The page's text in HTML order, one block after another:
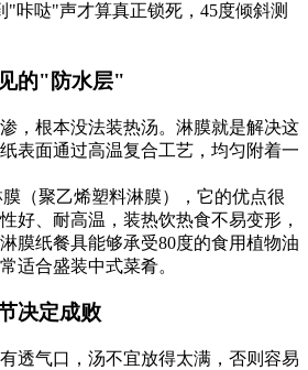
"咔哒"声才算真正锁死，45度倾斜测
的"防水层"
，根本没法装热汤。淋膜就是解决这
表面通过高温复合工艺，均匀附着一
（聚乙烯塑料淋膜），它的优点很
好、耐高温，装热饮热食不易变形，
膜纸餐具能够承受80度的食用植物油
适合盛装中式菜肴。
决定成败
透气口，汤不宜放得太满，否则容易